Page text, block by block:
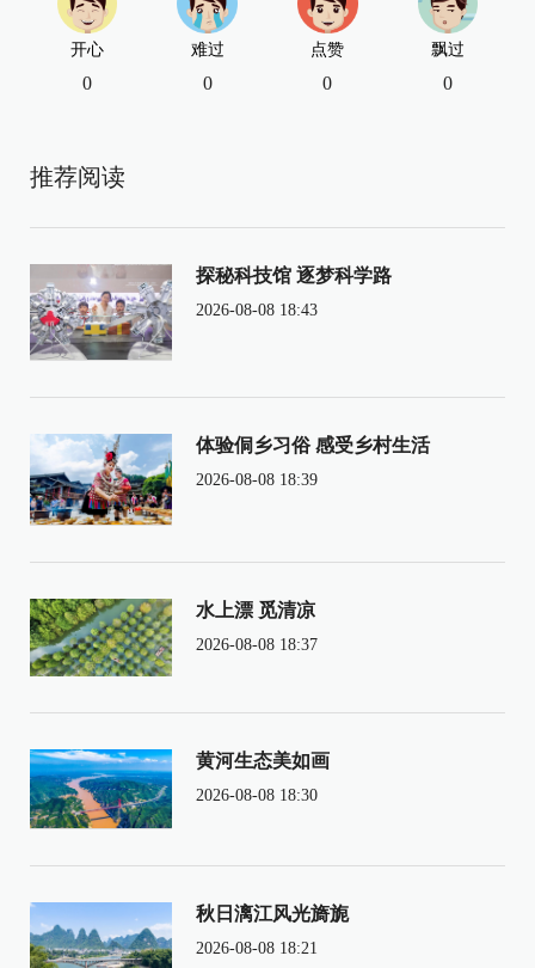
开心
0
难过
0
点赞
0
飘过
0
推荐阅读
探秘科技馆 逐梦科学路
2026-08-08 18:43
体验侗乡习俗 感受乡村生活
2026-08-08 18:39
水上漂 觅清凉
2026-08-08 18:37
黄河生态美如画
2026-08-08 18:30
秋日漓江风光旖旎
2026-08-08 18:21